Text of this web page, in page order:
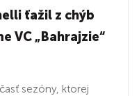
ťažil z chýb
VC „Bahrajzie“
sezóny, ktorej